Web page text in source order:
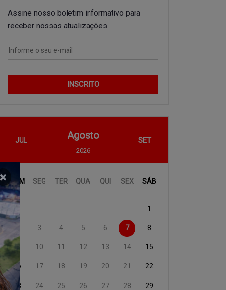
Assine nosso boletim informativo para
receber nossas atualizações.
INSCRITO
JUL Agosto
2026
SET
DOM SEG TER QUA QUI SEX SÁB
1
3 4 5 6 7 8
9 10 11 12 13 14 15
16 17 18 19 20 21 22
23 24 25 26 27 28 29
×